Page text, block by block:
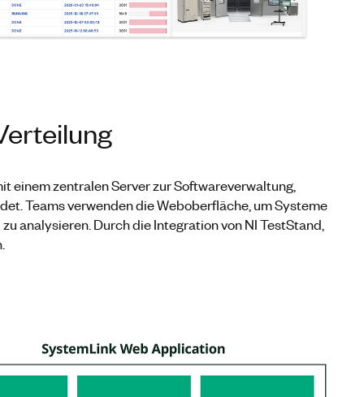
einem zentralen Server zur Softwareverwaltung,
Teams verwenden die Weboberfläche, um Systeme
analysieren. Durch die Integration von NI TestStand,